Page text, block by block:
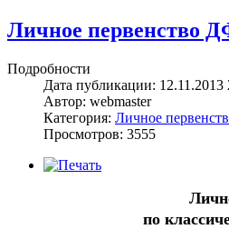
Личное первенство
Подробности
Дата публикации: 12.11.2013
Автор: webmaster
Категория: Личное
Просмотров: 3555
по